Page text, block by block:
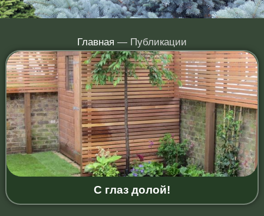
Главная — Публикации
С глаз долой!